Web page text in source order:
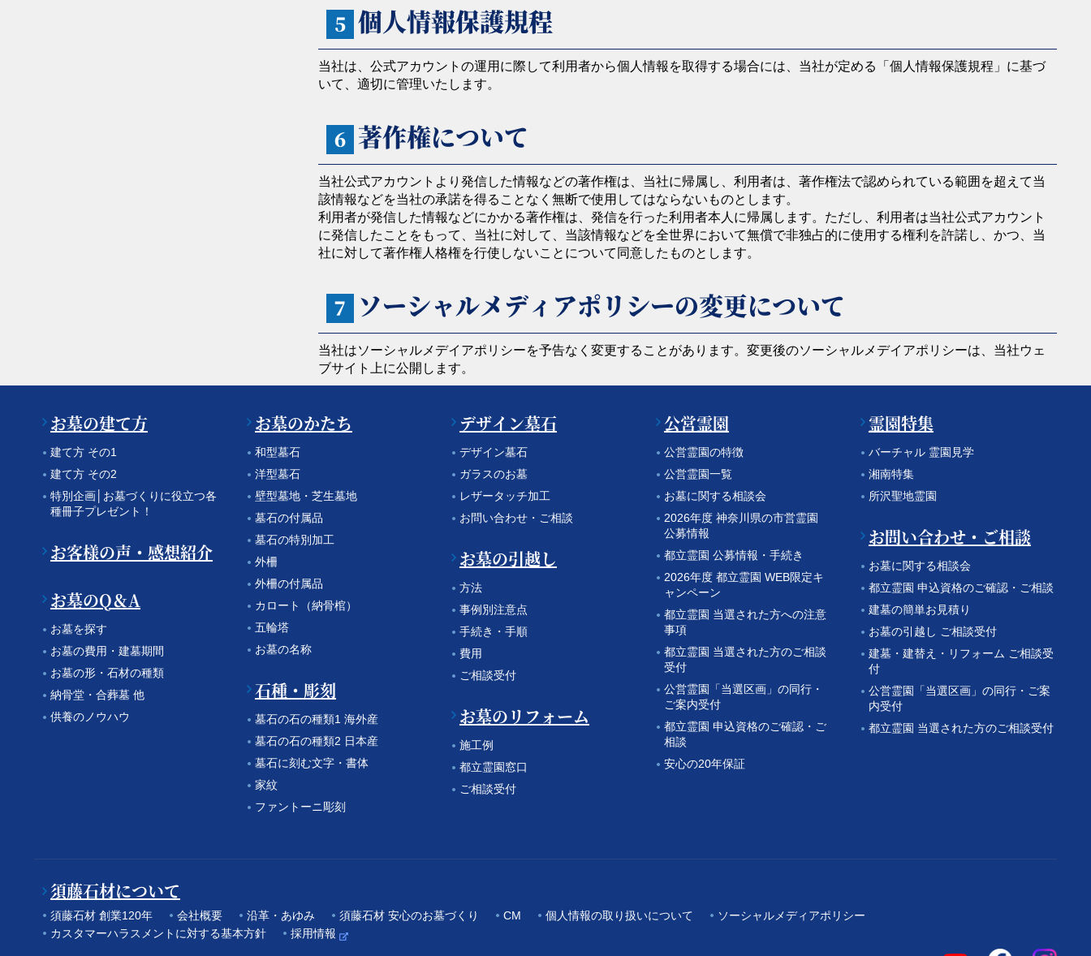
５ 個人情報保護規程
当社は、公式アカウントの運用に際して利用者から個人情報を取得する場合には、当社が定める「個人情報保護規程」に基づ
いて、適切に管理いたします。
６ 著作権について
当社公式アカウントより発信した情報などの著作権は、当社に帰属し、利用者は、著作権法で認められている範囲を超えて当
該情報などを当社の承諾を得ることなく無断で使用してはならないものとします。
利用者が発信した情報などにかかる著作権は、発信を行った利用者本人に帰属します。ただし、利用者は当社公式アカウント
に発信したことをもって、当社に対して、当該情報などを全世界において無償で非独占的に使用する権利を許諾し、かつ、当
社に対して著作権人格権を行使しないことについて同意したものとします。
７ ソーシャルメディアポリシーの変更について
当社はソーシャルメデイアポリシーを予告なく変更することがあります。変更後のソーシャルメデイアポリシーは、当社ウェ
ブサイト上に公開します。
お墓の建て方
建て方 その1
建て方 その2
特別企画│お墓づくりに役立つ各
種冊子プレゼント！
お客様の声・感想紹介
お墓のQ＆A
お墓を探す
お墓の費用・建墓期間
お墓の形・石材の種類
納骨堂・合葬墓 他
供養のノウハウ
お墓のかたち
和型墓石
洋型墓石
壁型墓地・芝生墓地
墓石の付属品
墓石の特別加工
外柵
外柵の付属品
カロート（納骨棺）
五輪塔
お墓の名称
石種・彫刻
墓石の石の種類1 海外産
墓石の石の種類2 日本産
墓石に刻む文字・書体
家紋
ファントーニ彫刻
デザイン墓石
デザイン墓石
ガラスのお墓
レザータッチ加工
お問い合わせ・ご相談
お墓の引越し
方法
事例別注意点
手続き・手順
費用
ご相談受付
お墓のリフォーム
施工例
都立霊園窓口
ご相談受付
公営霊園
公営霊園の特徴
公営霊園一覧
お墓に関する相談会
2026年度 神奈川県の市営霊園
公募情報
都立霊園 公募情報・手続き
2026年度 都立霊園 WEB限定キ
ャンペーン
都立霊園 当選された方への注意
事項
都立霊園 当選された方のご相談
受付
公営霊園「当選区画」の同行・
ご案内受付
都立霊園 申込資格のご確認・ご
相談
安心の20年保証
霊園特集
バーチャル 霊園見学
湘南特集
所沢聖地霊園
お問い合わせ・ご相談
お墓に関する相談会
都立霊園 申込資格のご確認・ご相談
建墓の簡単お見積り
お墓の引越し ご相談受付
建墓・建替え・リフォーム ご相談受
付
公営霊園「当選区画」の同行・ご案
内受付
都立霊園 当選された方のご相談受付
須藤石材について
須藤石材 創業120年 会社概要 沿革・あゆみ 須藤石材 安心のお墓づくり CM 個人情報の取り扱いについて
ソーシャルメディアポリシー
カスタマーハラスメントに対する基本方針
採用情報